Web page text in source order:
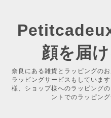
顔を届
奈良にある雑貨とラッピングの
ラッピングサービスもしていま
様、ショップ様へのラッピング
ントでのラッピン